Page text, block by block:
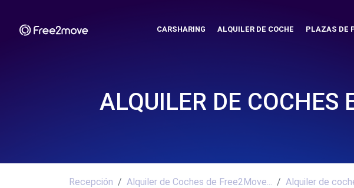
CARSHARING ALQUILER DE COCHE PLAZAS DE
ALQUILER DE
Recepción Alquiler de Coches de Free2Move... Alquiler de